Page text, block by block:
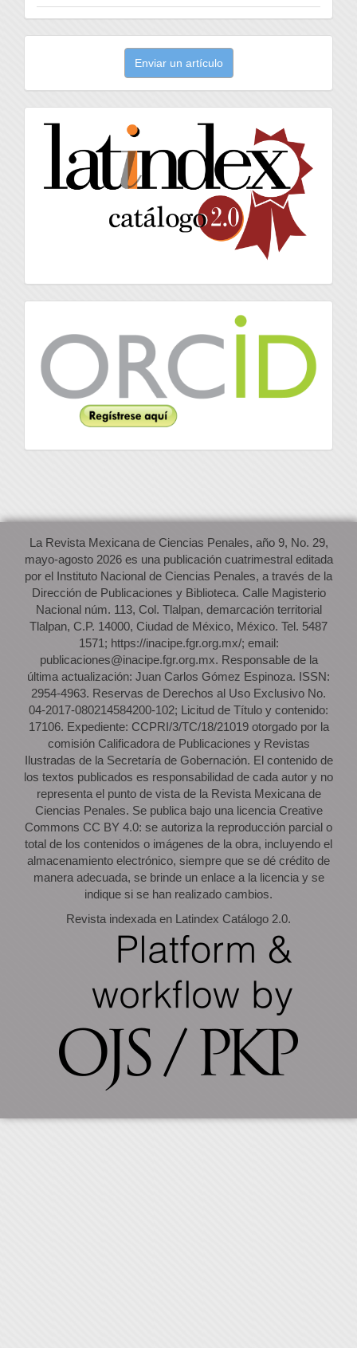
artículo
Enviar un artículo
latindex
La Revista Mexicana de Ciencias Penales, año 9, No. 29,
mayo-agosto 2026 es una publicación cuatrimestral editada
por el Instituto Nacional de Ciencias Penales, a través de la
Dirección de Publicaciones y Biblioteca. Calle Magisterio
Nacional núm. 113, Col. Tlalpan, demarcación territorial
Tlalpan, C.P. 14000, Ciudad de México, México. Tel. 5487
1571; https://inacipe.fgr.org.mx/; email:
publicaciones@inacipe.fgr.org.mx. Responsable de la
última actualización: Juan Carlos Gómez Espinoza. ISSN:
2954-4963. Reservas de Derechos al Uso Exclusivo No.
04-2017-080214584200-102; Licitud de Título y contenido:
17106. Expediente: CCPRI/3/TC/18/21019 otorgado por la
comisión Calificadora de Publicaciones y Revistas
Ilustradas de la Secretaría de Gobernación. El contenido de
los textos publicados es responsabilidad de cada autor y no
representa el punto de vista de la Revista Mexicana de
Ciencias Penales. Se publica bajo una licencia Creative
Commons CC BY 4.0: se autoriza la reproducción parcial o
total de los contenidos o imágenes de la obra, incluyendo el
almacenamiento electrónico, siempre que se dé crédito de
manera adecuada, se brinde un enlace a la licencia y se
indique si se han realizado cambios.
Revista indexada en Latindex Catálogo 2.0.